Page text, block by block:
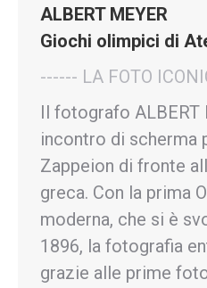
ALBERT MEYER
Giochi olimpici di
------ LA FOTO
Il fotografo ALBERT
incontro di scherma
Zappeion di fronte
greca. Con la prima
moderna, che si è
1896, la fotografia
grazie alle prime